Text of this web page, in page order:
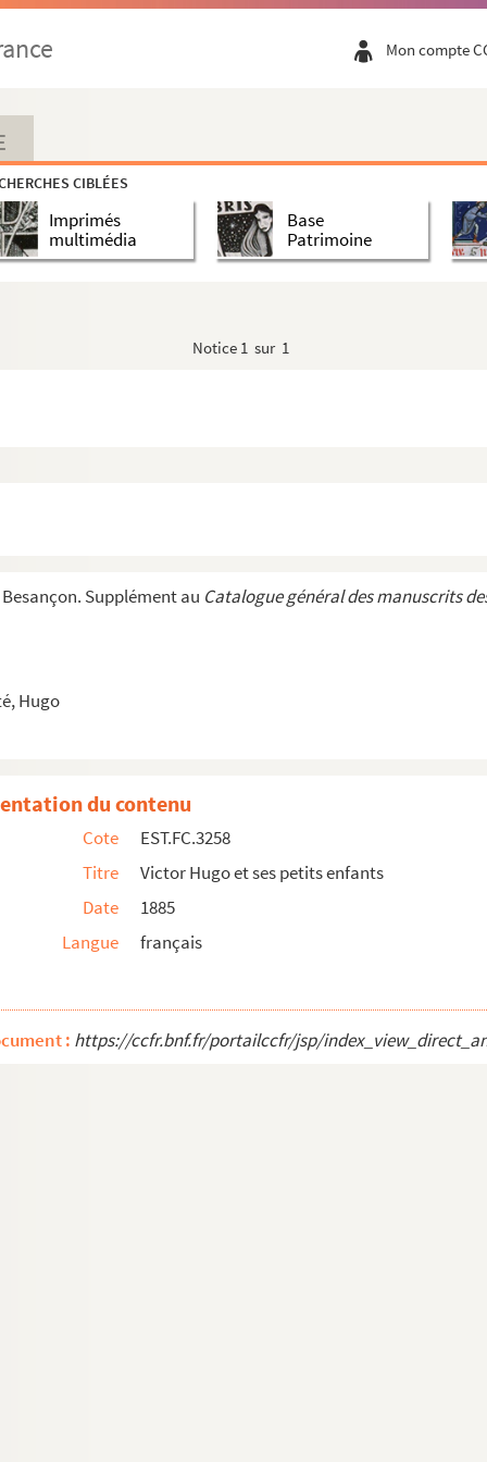
Mon compte
CIBLÉES
Imprimés
multimédia
Base
Patrimoine
Notice 1 sur 1
Supplément au Catalogue général des manuscrits
Hugo
mai 1885.
mai 1885.
du contenu
Cote
EST.FC.3258
Titre
Victor Hugo et ses petits enfants
Date
1885
Langue
français
: https://ccfr.bnf.fr/portailccfr/jsp/